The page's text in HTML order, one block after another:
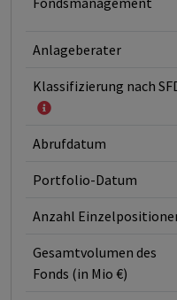
Anlageberater
Klassifizierung nach
Abrufdatum
Portfolio-Datum
Anzahl
Gesamtvolumen des
Fonds (in Mio €)